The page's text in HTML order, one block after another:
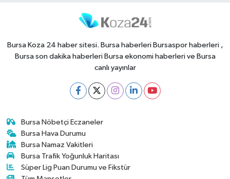
Bursa Koza 24 haber sitesi. Bursa haberleri Bursaspor haberleri ,
Bursa son dakika haberleri Bursa ekonomi haberleri ve Bursa
canlı yayınlar
Bursa Nöbetçi Eczaneler
Bursa Hava Durumu
Bursa Namaz Vakitleri
Bursa Trafik Yoğunluk Haritası
Süper Lig Puan Durumu ve Fikstür